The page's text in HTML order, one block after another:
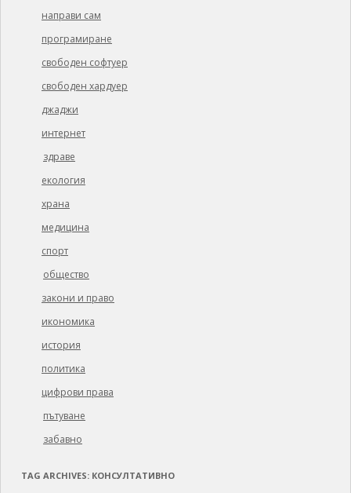
направи сам
програмиране
свободен софтуер
свободен хардуер
джаджи
интернет
здраве
екология
храна
медицина
спорт
общество
закони и право
икономика
история
политика
цифрови права
пътуване
забавно
TAG ARCHIVES: КОНСУЛТАТИВНО